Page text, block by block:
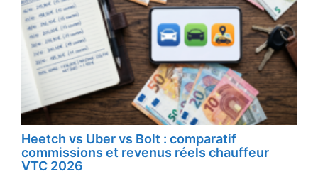
Heetch vs Uber vs Bolt : comparatif
commissions et revenus réels chauffeur
VTC 2026